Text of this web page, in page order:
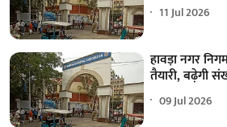
11 Jul 2026
हावड़ा नगर
तैयारी, बढ़ेगी
09 Jul 2026